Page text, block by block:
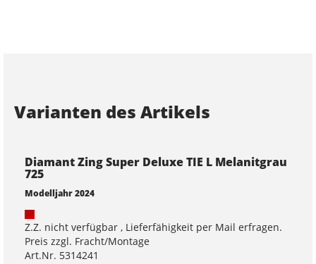
Varianten des Artikels
Diamant Zing Super Deluxe TIE L Melanitgrau
725
Modelljahr 2024
Z.Z. nicht verfügbar , Lieferfähigkeit per Mail erfragen.
Preis zzgl. Fracht/Montage
Art.Nr. 5314241